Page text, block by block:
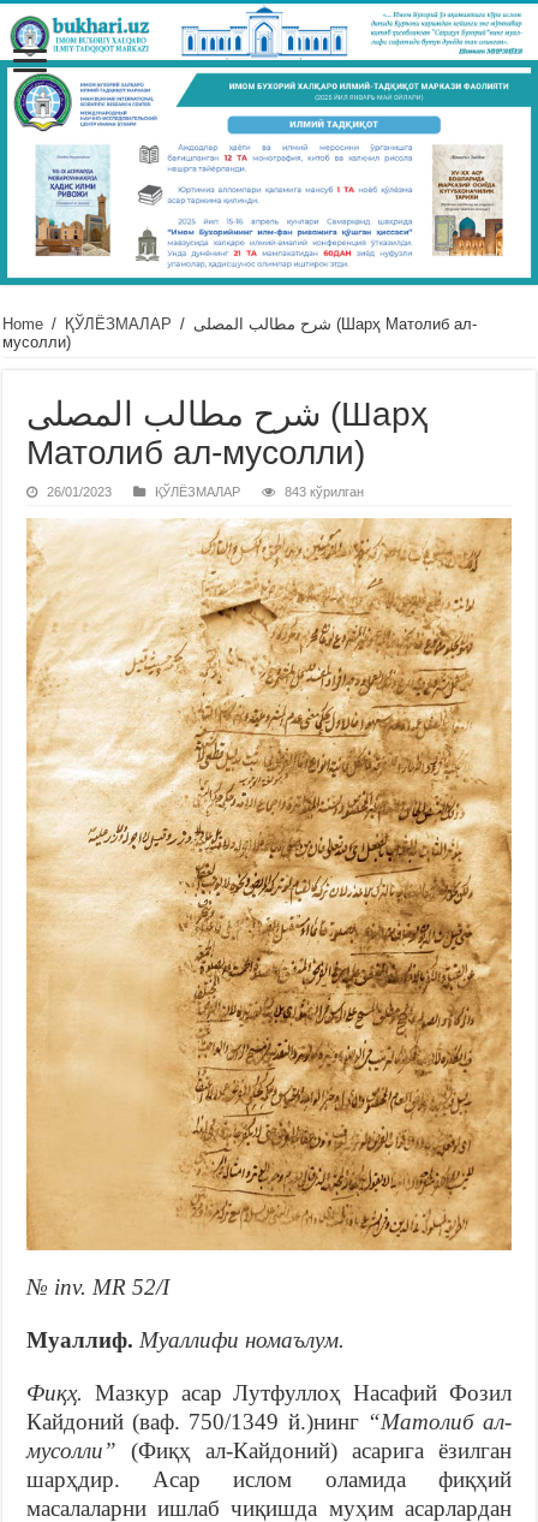
Home / ҚЎЛЁЗМАЛАР / شرح مطالب المصلى (Шарҳ Матолиб ал-
мусолли)
شرح مطالب المصلى (Шарҳ
Матолиб ал-мусолли)
26/01/2023 ҚЎЛЁЗМАЛАР 843 кўрилган
№ inv. MR 52/I
Муаллиф. Муаллифи номаълум.
Фиқҳ. Мазкур асар Лутфуллоҳ Насафий Фозил
Кайдоний (ваф. 750/1349 й.)нинг “Матолиб ал-
мусолли” (Фиқҳ ал-Кайдоний) асарига ёзилган
шарҳдир. Асар ислом оламида фиқҳий
масалаларни ишлаб чиқишда муҳим асарлардан